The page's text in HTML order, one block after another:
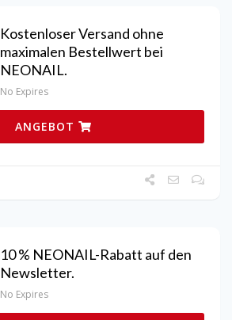
Kostenloser Versand ohne
maximalen Bestellwert bei
NEONAIL.
No Expires
ANGEBOT
10 % NEONAIL-Rabatt auf den
Newsletter.
No Expires